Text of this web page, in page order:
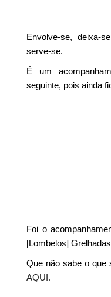
Envolve-se, deixa-
serve-se.
É um
seguinte, pois ainda
Foi o
[Lombelos] Grelhadas
Que não sabe o que
AQUI.